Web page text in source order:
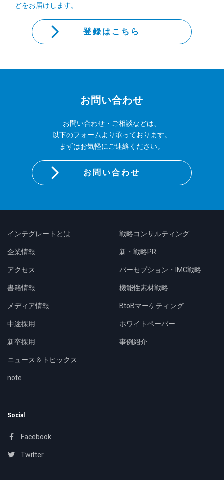
どをお届けします。
登録はこちら
お問い合わせ
お問い合わせ・ご相談などは、
以下のフォームより承っております。
まずはお気軽にご連絡ください。
お問い合わせ
インテグレートとは
企業情報
アクセス
書籍情報
メディア情報
中途採用
新卒採用
ニュース＆トピックス
note
戦略コンサルティング
新・戦略PR
パーセプション・IMC戦略
機能性素材戦略
BtoBマーケティング
ホワイトペーパー
事例紹介
Social
Facebook
Twitter